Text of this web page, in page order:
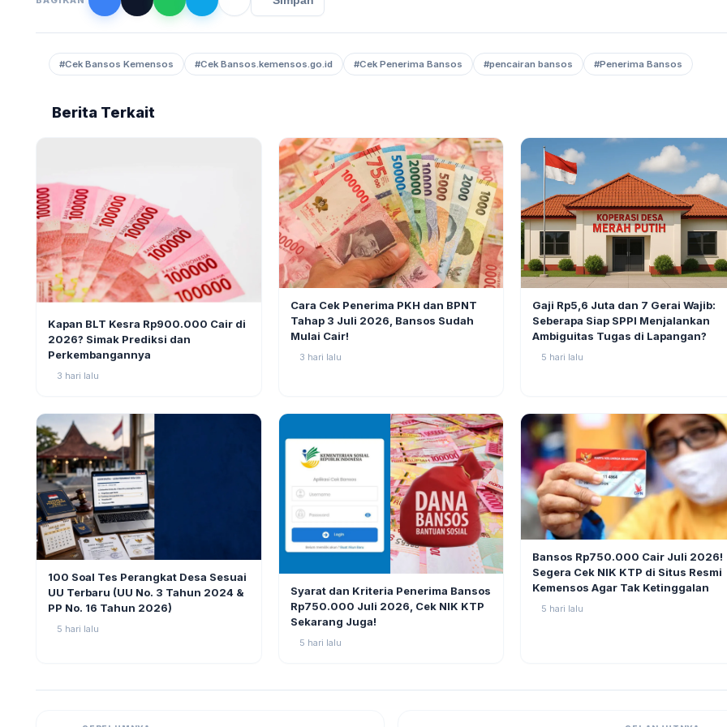
#Cek Bansos Kemensos #Cek Bansos.kemensos.go.id #Cek Penerima Bansos #pencairan bansos #Penerima Bansos
Berita Terkait
Kapan BLT Kesra Rp900.000 Cair di
2026? Simak Prediksi dan
Perkembangannya
3 hari lalu
Cara Cek Penerima PKH dan BPNT
Tahap 3 Juli 2026, Bansos Sudah
Mulai Cair!
3 hari lalu
Gaji Rp5,6 Juta dan 7 Gerai Wajib:
Seberapa Siap SPPI Menjalankan
Ambiguitas Tugas di Lapangan?
5 hari lalu
100 Soal Tes Perangkat Desa Sesuai
UU Terbaru (UU No. 3 Tahun 2024 &
PP No. 16 Tahun 2026)
5 hari lalu
Syarat dan Kriteria Penerima Bansos
Rp750.000 Juli 2026, Cek NIK KTP
Sekarang Juga!
5 hari lalu
Bansos Rp750.000 Cair Juli 2026!
Segera Cek NIK KTP di Situs Resmi
Kemensos Agar Tak Ketinggalan
5 hari lalu